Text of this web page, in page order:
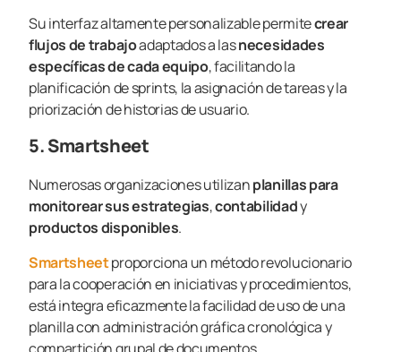
Su interfaz altamente personalizable permitecrear
flujos de trabajoadaptados a lasnecesidades
específicas de cada equipo, facilitando la
planificación de sprints, la asignación de tareas y la
priorización de historias de usuario.
5. Smartsheet
Numerosas organizaciones utilizanplanillas para
monitorear sus estrategias,contabilidady
productos disponibles.
Smartsheetproporciona un método revolucionario
para la cooperación en iniciativas y procedimientos,
está integra eficazmente la facilidad de uso de una
planilla con administración gráfica cronológica y